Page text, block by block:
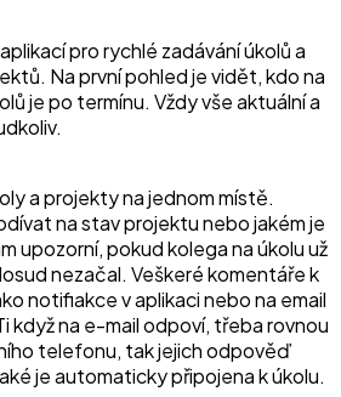
pro rychlé zadávání úkolů a
Na první pohled je vidět, kdo na
je po termínu. Vždy vše aktuální a
a projekty na jednom místě.
na stav projektu nebo jakém je
upozorní, pokud kolega na úkolu už
nezačal. Veškeré komentáře k
notifiakce v aplikaci nebo na email
když na e-mail odpoví, třeba rovnou
telefonu, tak jejich odpověď
je automaticky připojena k úkolu.